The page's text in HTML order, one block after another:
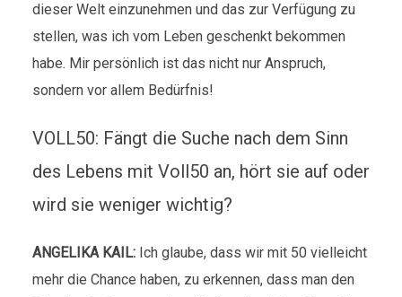
dieser Welt einzunehmen und das zur Verfügung zu
stellen, was ich vom Leben geschenkt bekommen
habe. Mir persönlich ist das nicht nur Anspruch,
sondern vor allem Bedürfnis!
VOLL50: Fängt die Suche nach dem Sinn
des Lebens mit Voll50 an, hört sie auf oder
wird sie weniger wichtig?
ANGELIKA KAIL: Ich glaube, dass wir mit 50 vielleicht
mehr die Chance haben, zu erkennen, dass man den